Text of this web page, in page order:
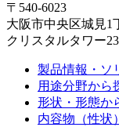
〒540-6023
大阪市中央区城見1
クリスタルタワー
製品情報・ソ
用途分野から
形状・形態か
内容物（性状